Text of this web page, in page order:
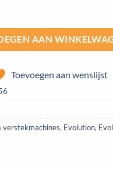
AAN
Toevoegen aan wenslijst
, Evolution,